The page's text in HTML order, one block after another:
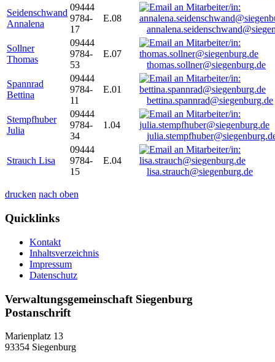
Seidenschwand
Annalena
09444
9784-
17
E.08
Sollner
Thomas
09444
9784-
53
E.07
thomas.sollner@siegenburg.de
Spannrad
Bettina
09444
9784-
11
E.01
bettina.spannrad@siegenburg.de
Stempfhuber
Julia
09444
9784-
34
1.04
Strauch Lisa
09444
9784-
15
E.04
lisa.strauch@siegenburg.de
drucken nach oben
Quicklinks
Kontakt
Inhaltsverzeichnis
Impressum
Datenschutz
Verwaltungsgemeinschaft Siegenburg
Postanschrift
Marienplatz 13
93354 Siegenburg